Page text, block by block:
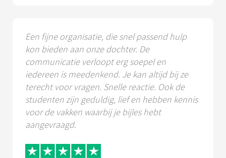
Een fijne organisatie, die snel passend hulp
kon bieden aan onze dochter. De
communicatie verloopt erg soepel en
iedereen is meedenkend. Je kan altijd bij ze
terecht voor vragen. Snelle reactie. Ook de
studenten zijn geduldig, lief en hebben kennis
voor de vakken waarbij je bijles hebt
aangevraagd.